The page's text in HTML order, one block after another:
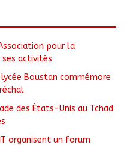
pour la
activités
lycée Boustan commémore
des États-Unis au Tchad
organisent un forum